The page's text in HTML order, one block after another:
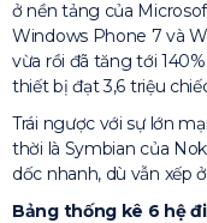
ở nền tảng của
Windows Phone 7 và
vừa rồi đã tăng tới
thiết bị đạt 3,6 triệu
Trái ngược với sự lớn
thời là Symbian của
dốc nhanh, dù vẫn xếp
Bảng thống kê 6 hệ